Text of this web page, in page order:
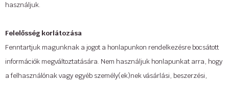
használjuk.
Felelősség korlátozása
Fenntartjuk magunknak a jogot a honlapunkon rendelkezésre bocsátott
információk megváltoztatására. Nem használjuk honlapunkat arra, hogy
a felhasználónak vagy egyéb személy(ek)nek vásárlási, beszerzési,